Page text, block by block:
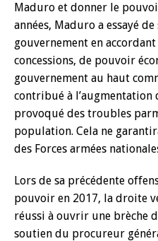
Maduro et donner le
années, Maduro a essayé de
gouvernement en
concessions, de pouvoir
gouvernement au haut
contribué à
provoqué des troubles
population. Cela ne
des Forces armées
Lors de sa précédente
pouvoir en 2017, la droite
réussi à ouvrir une brèche
soutien du procureur